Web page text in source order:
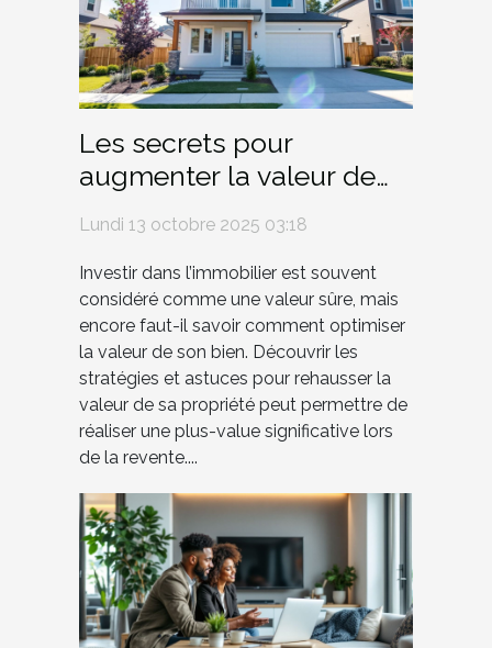
Les secrets pour
augmenter la valeur de
Lundi 13 octobre 2025 03:18
Investir dans l’immobilier est souvent
considéré comme une valeur sûre, mais
encore faut-il savoir comment optimiser
la valeur de son bien. Découvrir les
stratégies et astuces pour rehausser la
valeur de sa propriété peut permettre de
réaliser une plus-value significative lors
de la revente....